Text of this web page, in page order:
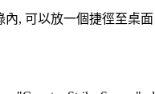
, 可以放一個捷徑至桌面